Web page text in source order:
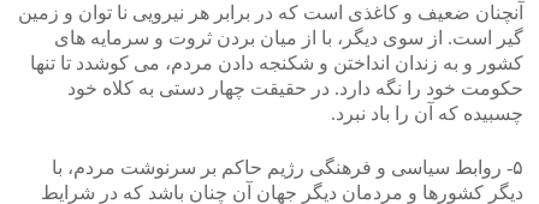
آنچنان ضعیف و کاغذی است که در برابر هر نیرویی نا توان و زمین
گیر است. از سوی دیگر، با از میان بردن ثروت و سرمایه های
کشور و به زندان انداختن و شکنجه دادن مردم، می کوشدد تا تنها
حکومت خود را نگه دارد. در حقیقت چهار دستی به کلاه خود
چسبیده که آن را باد نبرد.
۵- روابط سیاسی و فرهنگی رژیم حاکم بر سرنوشت مردم، با
دیگر کشورها و مردمان دیگر جهان آن چنان باشد که در شرایط